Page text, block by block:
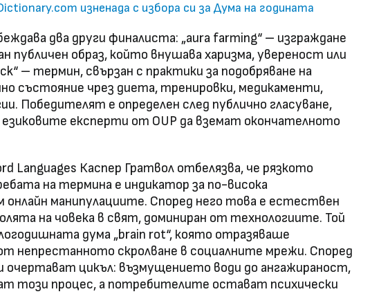
изненада с избора си за Дума на годината
два други финалиста: „aura farming“ – изграждане
публичен образ, който внушава харизма, увереност или
– термин, свързан с практики за подобряване на
състояние чрез диета, тренировки, медикаменти,
Победителят е определен след публично гласуване,
езиковите експерти от OUP да вземат окончателното
Languages Каспер Гратвол отбелязва, че рязкото
на термина е индикатор за по-висока
манипулациите. Според него това е естествен
на човека в свят, доминиран от технологиите. Той
дума „brain rot“, която отразяваше
непрестанното скролване в социалните мрежи. Според
очертават цикъл: възмущението води до ангажираност,
този процес, а потребителите остават психически